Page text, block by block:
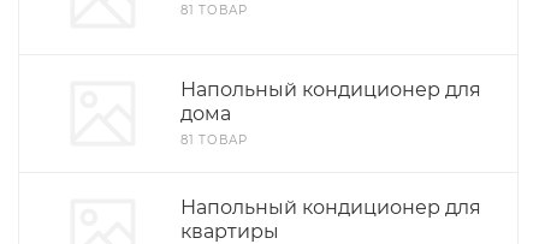
81 ТОВАР
Напольный кондиционер для
дома
81 ТОВАР
Напольный кондиционер для
квартиры